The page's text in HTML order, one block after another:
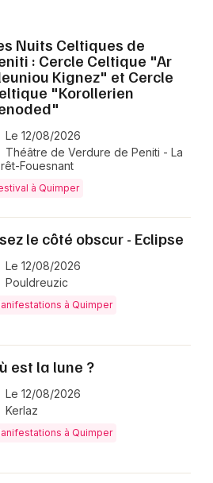
le Finistère
Nuits Celtiques de
: Cercle Celtique "Ar
Kignez" et Cercle
"Korollerien
Le 12/08/2026
Théâtre de Verdure de Peniti - La
Fouesnant
à Quimper
le côté obscur - Eclipse
Le 12/08/2026
Pouldreuzic
à Quimper
est la lune ?
Le 12/08/2026
Kerlaz
à Quimper